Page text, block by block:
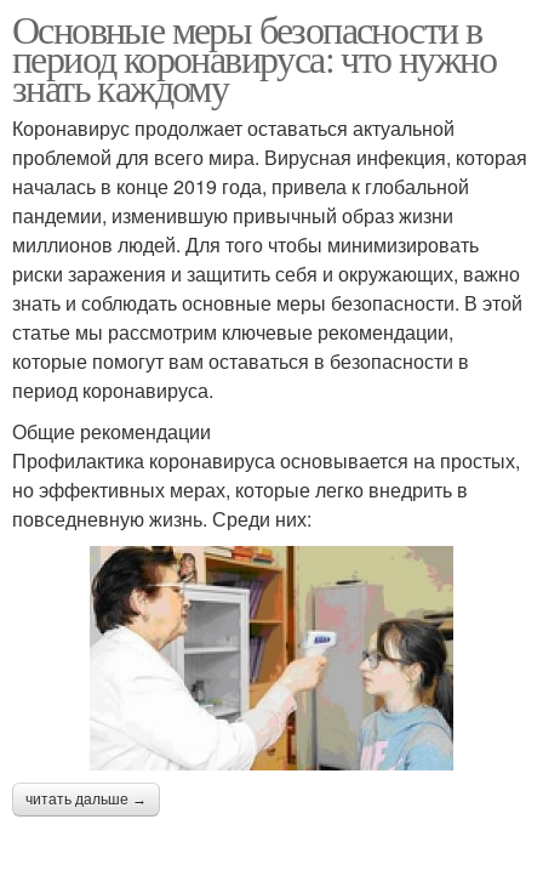
Основные меры безопасности в
период коронавируса: что нужно
знать каждому
Коронавирус продолжает оставаться актуальной
проблемой для всего мира. Вирусная инфекция, которая
началась в конце 2019 года, привела к глобальной
пандемии, изменившую привычный образ жизни
миллионов людей. Для того чтобы минимизировать
риски заражения и защитить себя и окружающих, важно
знать и соблюдать основные меры безопасности. В этой
статье мы рассмотрим ключевые рекомендации,
которые помогут вам оставаться в безопасности в
период коронавируса.
Общие рекомендации
Профилактика коронавируса основывается на простых,
но эффективных мерах, которые легко внедрить в
повседневную жизнь. Среди них:
читать дальше →